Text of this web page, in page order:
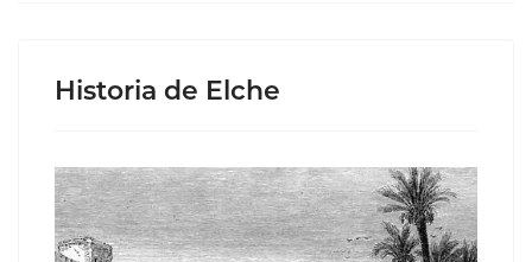
Historia de Elche